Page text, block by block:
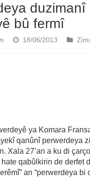
duzimanî
bû fermî
18/06/2013
ya Komara
qanûnî perwerdeya
Xala 27’an a ku di
qabûlkirin de derfet
an “perwerdeya bi